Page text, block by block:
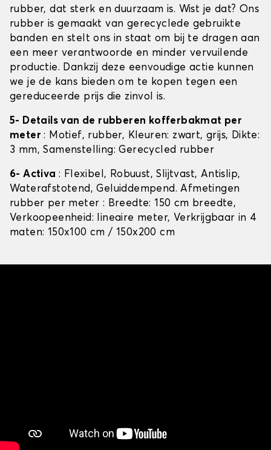
rubber, dat sterk en duurzaam is. Wist je dat? Ons
rubber is gemaakt van gerecyclede gebruikte
banden en stelt ons in staat om bij te dragen aan
een meer verantwoorde en minder vervuilende
productie. Dankzij deze eenvoudige actie kunnen
we je de kans bieden om te kopen tegen een
gereduceerde prijs die zinvol is.
5- Details van de rubberen kofferbakmat per
meter: Motief, rubber, Kleuren: zwart, grijs, Dikte:
3 mm, Samenstelling: Gerecycled rubber
6- Activa : Flexibel, Robuust, Slijtvast, Antislip,
Waterafstotend, Geluiddempend. Afmetingen
rubber per meter : Breedte: 150 cm breedte,
Verkoopeenheid: lineaire meter, Verkrijgbaar in 4
maten: 150x100 cm / 150x200 cm